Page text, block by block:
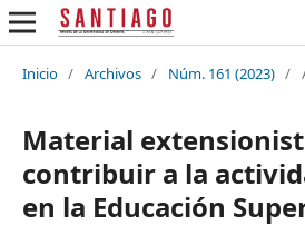
Inicio / Archivos / Núm. 161 (2023) /
Material
contribuir a la
en la Educación